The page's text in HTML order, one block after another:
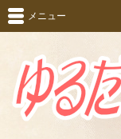
メニュー